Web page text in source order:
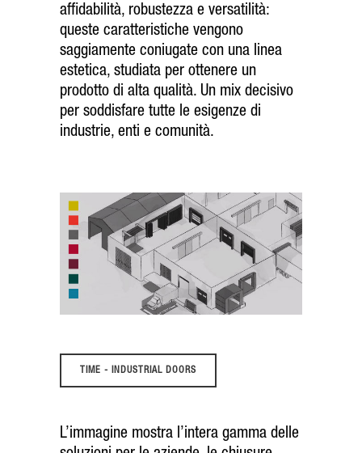
affidabilità, robustezza e versatilità:
queste caratteristiche vengono
saggiamente coniugate con una linea
estetica, studiata per ottenere un
prodotto di alta qualità. Un mix decisivo
per soddisfare tutte le esigenze di
industrie, enti e comunità.
TIME - INDUSTRIAL DOORS
L’immagine mostra l’intera gamma delle